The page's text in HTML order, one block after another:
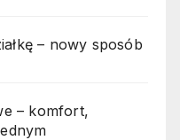
– nowy sposób
– komfort,